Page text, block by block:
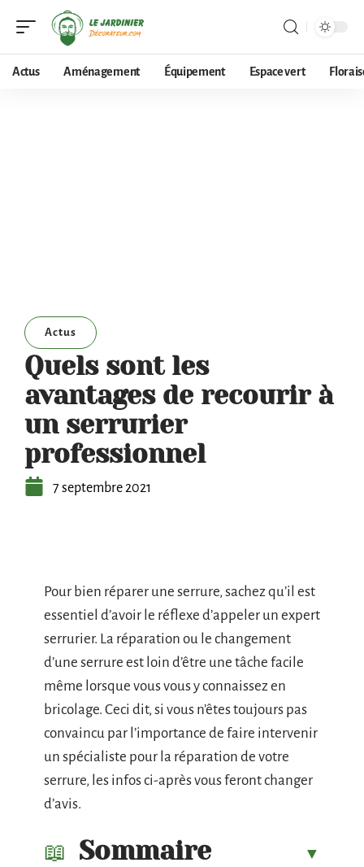
Actus Aménagement Équipement Espace vert
Actus
Quels sont les
avantages de recourir à
un serrurier
professionnel
7 septembre 2021
Pour bien réparer une serrure, sachez qu’il est
essentiel d’avoir le réflexe d’appeler un expert
serrurier. La réparation ou le changement
d’une serrure est loin d’être une tâche facile
même lorsque vous vous y connaissez en
bricolage. Ceci dit, si vous n’êtes toujours pas
convaincu par l’importance de faire intervenir
un spécialiste pour la réparation de votre
serrure, les infos ci-après vous feront changer
d’avis.
Sommaire